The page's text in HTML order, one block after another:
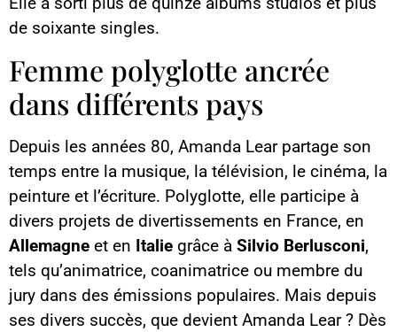
de soixante singles.
Femme polyglotte ancrée
dans différents pays
Depuis les années 80, Amanda Lear partage son
temps entre la musique, la télévision, le cinéma, la
peinture et l’écriture. Polyglotte, elle participe à
divers projets de divertissements en France, en
Allemagne et en Italie grâce à Silvio Berlusconi,
tels qu’animatrice, coanimatrice ou membre du
jury dans des émissions populaires. Mais depuis
ses divers succès, que devient Amanda Lear ? Dès